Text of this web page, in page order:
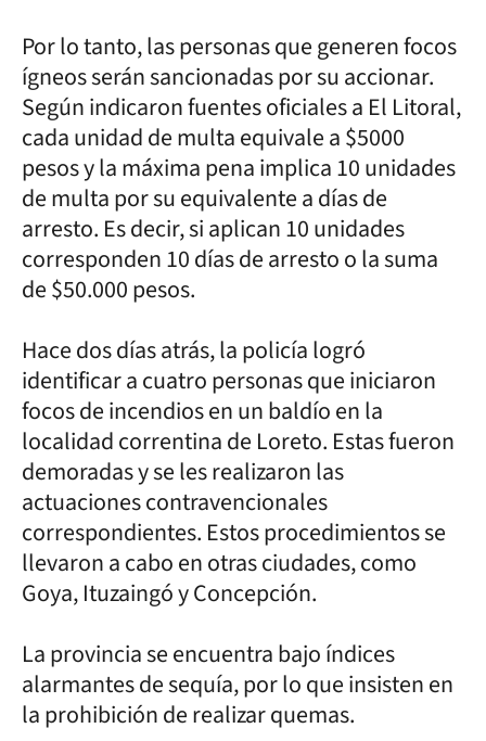
Por lo tanto, las personas que generen focos
ígneos serán sancionadas por su accionar.
Según indicaron fuentes oficiales a El Litoral,
cada unidad de multa equivale a $5000
pesos y la máxima pena implica 10 unidades
de multa por su equivalente a días de
arresto. Es decir, si aplican 10 unidades
corresponden 10 días de arresto o la suma
de $50.000 pesos.
Hace dos días atrás, la policía logró
identificar a cuatro personas que iniciaron
focos de incendios en un baldío en la
localidad correntina de Loreto. Estas fueron
demoradas y se les realizaron las
actuaciones contravencionales
correspondientes. Estos procedimientos se
llevaron a cabo en otras ciudades, como
Goya, Ituzaingó y Concepción.
La provincia se encuentra bajo índices
alarmantes de sequía, por lo que insisten en
la prohibición de realizar quemas.